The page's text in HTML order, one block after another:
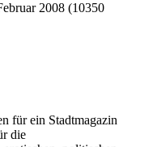
2008 (10350
für ein Stadtmagazin
die